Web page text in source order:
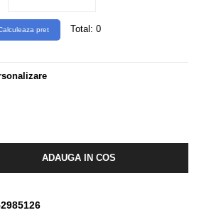
Total: 0
ADAUGA IN COS